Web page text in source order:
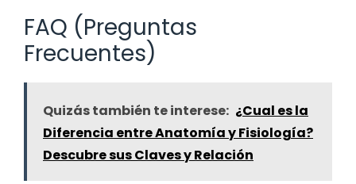
FAQ (Preguntas
Frecuentes)
Quizás también te interese: ¿Cual es la
Diferencia entre Anatomía y Fisiología?
Descubre sus Claves y Relación